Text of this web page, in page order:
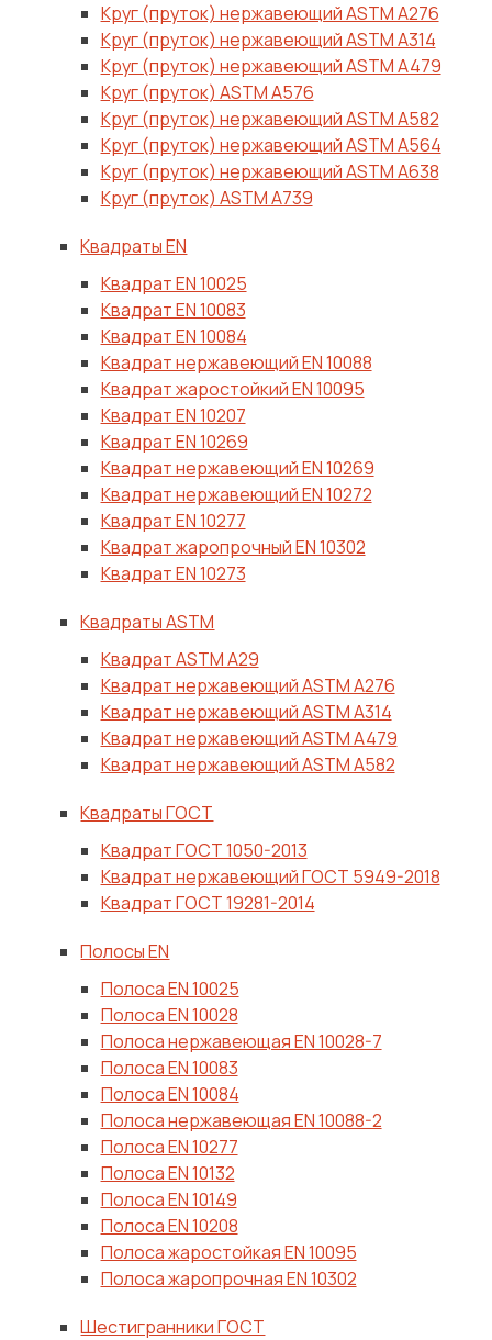
Круг (пруток) нержавеющий ASTM A276
Круг (пруток) нержавеющий ASTM A314
Круг (пруток) нержавеющий ASTM A479
Круг (пруток) ASTM A576
Круг (пруток) нержавеющий ASTM A582
Круг (пруток) нержавеющий ASTM A564
Круг (пруток) нержавеющий ASTM A638
Круг (пруток) ASTM A739
Квадраты EN
Квадрат ЕN 10025
Квадрат ЕN 10083
Квадрат ЕN 10084
Квадрат нержавеющий ЕN 10088
Квадрат жаростойкий ЕN 10095
Квадрат ЕN 10207
Квадрат ЕN 10269
Квадрат нержавеющий ЕN 10269
Квадрат нержавеющий ЕN 10272
Квадрат ЕN 10277
Квадрат жаропрочный EN 10302
Квадрат ЕN 10273
Квадраты ASTM
Квадрат ASTM A29
Квадрат нержавеющий ASTM A276
Квадрат нержавеющий ASTM A314
Квадрат нержавеющий ASTM A479
Квадрат нержавеющий ASTM A582
Квадраты ГОСТ
Квадрат ГОСТ 1050-2013
Квадрат нержавеющий ГОСТ 5949-2018
Квадрат ГОСТ 19281-2014
Полосы EN
Полоса ЕN 10025
Полоса ЕN 10028
Полоса нержавеющая ЕN 10028-7
Полоса ЕN 10083
Полоса ЕN 10084
Полоса нержавеющая ЕN 10088-2
Полоса ЕN 10277
Полоса ЕN 10132
Полоса ЕN 10149
Полоса ЕN 10208
Полоса жаростойкая EN 10095
Полоса жаропрочная EN 10302
Шестигранники ГОСТ